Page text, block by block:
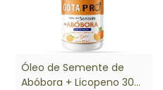
Óleo de Semente de
Abóbora + Licopeno 30